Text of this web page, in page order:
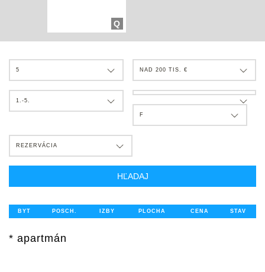
Q
5 NAD 200 TIS. €
1.-5.
F
REZERVÁCIA
HĽADAJ
BYT POSCH. IZBY PLOCHA CENA STAV
* apartmán